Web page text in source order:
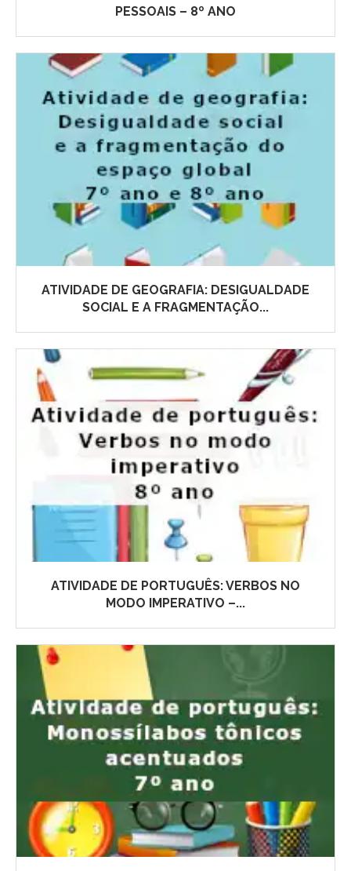
PESSOAIS – 8º ANO
ATIVIDADE DE GEOGRAFIA: DESIGUALDADE
SOCIAL E A FRAGMENTAÇÃO...
ATIVIDADE DE PORTUGUÊS: VERBOS NO
MODO IMPERATIVO –...